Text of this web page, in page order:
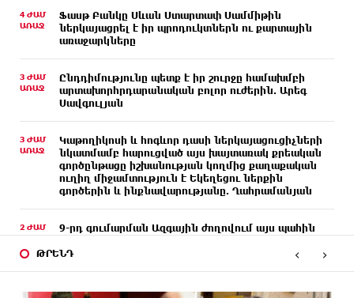
4 ԺԱՄ
ԱՌԱՋ
Ֆասթ Բանկը Սևան Ստարտափ Սամմիթին
ներկայացրել է իր պրոդուկտներն ու քարտային
առաջարկները
3 ԺԱՄ
ԱՌԱՋ
Ընդդիմությունը պետք է իր շուրջը համախմբի
արտախորհրդարանական բոլոր ուժերին. Արեգ
Սավգուլյան
3 ԺԱՄ
ԱՌԱՋ
Կաթողիկոսի և հոգևոր դասի ներկայացուցիչների
նկատմամբ հարուցված այս խայտառակ քրեական
գործընթացը իշխանության կողմից քաղաքական
ուղիղ միջամտություն է Եկեղեցու ներքին
գործերին և ինքնավարությանը. Ղահրամանյան
2 ԺԱՄ
ԱՌԱՋ
9-րդ գումարման Ազգային ժողովում այս պահին
տեղակալի ընտրությունը
Առանց հանքարդյունաբերության
ԹՐԵՆԴ ‹ ›